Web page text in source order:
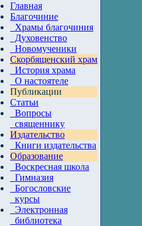
Главная
Благочиние
Храмы благочиния
Духовенство
Новомученики
Скорбященский храм
История храма
О настоятеле
Публикации
Статьи
Вопросы
священнику
Издательство
Книги издательства
Образование
Воскресная школа
Гимназия
Богословские
курсы
Электронная
библиотека